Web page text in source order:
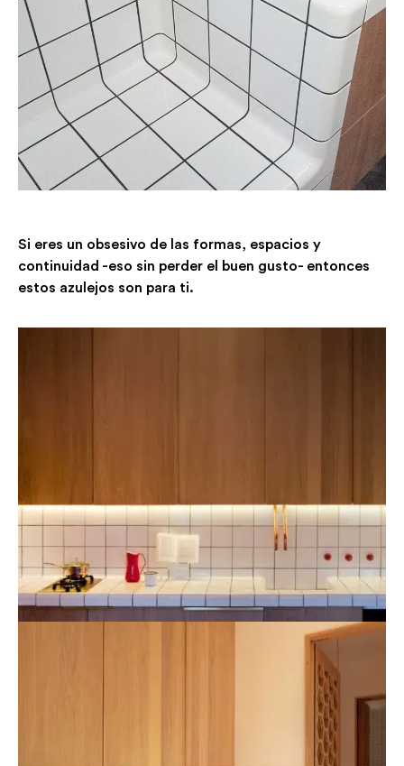
Si eres un obsesivo de las formas, espacios y
continuidad -eso sin perder el buen gusto- entonces
estos azulejos son para ti.